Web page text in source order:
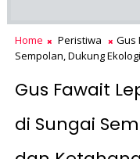
Home Peristiwa
Gus
Sempolan, Dukung
Gus Fawait
di Sungai